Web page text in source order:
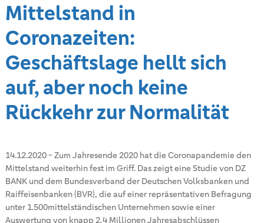
Mittelstand in
Coronazeiten:
Geschäftslage hellt sich
auf, aber noch keine
Rückkehr zur Normalität
14.12.2020- Zum Jahresende 2020 hat die Coronapandemie den
Mittelstand weiterhin fest im Griff. Das zeigt eine Studie von DZ
BANK und dem Bundesverband der Deutschen Volksbanken und
Raiffeisenbanken (BVR), die auf einer repräsentativen Befragung
unter 1.500mittelständischen Unternehmen sowie einer
Auswertung von knapp 2,4 Millionen Jahresabschlüssen